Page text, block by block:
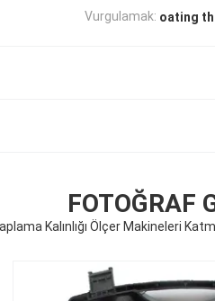
Vurgulamak: oating
FOTOĞRAF
Kalınlığı Ölçer Makineleri